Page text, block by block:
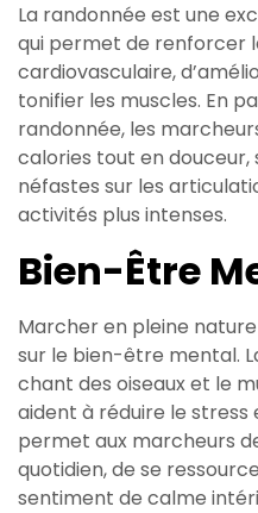
La randonnée est une
qui permet de renforcer
cardiovasculaire,
tonifier les muscles. En
randonnée, les
calories tout en
néfastes sur les
activités plus intenses.
Bien-Être
Marcher en pleine
sur le bien-être mental.
chant des oiseaux et le
aident à réduire le stress
permet aux marcheurs
quotidien, de se
sentiment de calme